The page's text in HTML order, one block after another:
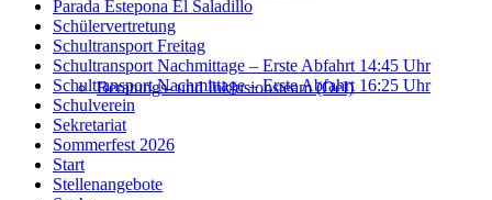
Beratungs- und Inklusionsteam (OeI)
Parada Estepona El Saladillo
Schülervertretung
Schultransport Freitag
Schultransport Nachmittage – Erste Abfahrt 14:45 Uhr
Schultransport Nachmittage – Erste Abfahrt 16:25 Uhr
Schulverein
Sekretariat
Sommerfest 2026
Start
Stellenangebote